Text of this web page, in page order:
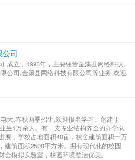
公司
成立于1998年，主要经营金溪县网络科技,
公司,金溪县网络科技有限公司等业务,欢迎
大,春秋两季招生,欢迎报名学习。创建于
生1万余人。有一支专业结构齐全的办学队
展，学校占地面积40亩，校舍建筑面积一万
建筑面积2500平方米。拥有现代化的校园
模拟实验室，校园环境整洁优美。